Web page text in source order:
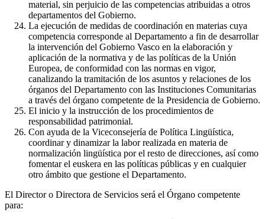
material, sin perjuicio de las competencias atribuidas a otros
departamentos del Gobierno.
La ejecución de medidas de coordinación en materias cuya
competencia corresponde al Departamento a fin de desarrollar
la intervención del Gobierno Vasco en la elaboración y
aplicación de la normativa y de las políticas de la Unión
Europea, de conformidad con las normas en vigor,
canalizando la tramitación de los asuntos y relaciones de los
órganos del Departamento con las Instituciones Comunitarias
a través del órgano competente de la Presidencia de Gobierno.
El inicio y la instrucción de los procedimientos de
responsabilidad patrimonial.
Con ayuda de la Viceconsejería de Política Lingüística,
coordinar y dinamizar la labor realizada en materia de
normalización lingüística por el resto de direcciones, así como
fomentar el euskera en las políticas públicas y en cualquier
otro ámbito que gestione el Departamento.
El Director o Directora de Servicios será el Órgano competente
para: